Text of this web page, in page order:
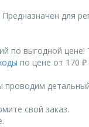
для
по выгодной
по цене от 170 ₽
свой заказ.